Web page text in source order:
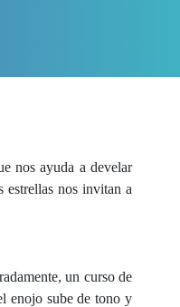
nos ayuda a develar
estrellas nos invitan a
un curso de
enojo sube de tono y